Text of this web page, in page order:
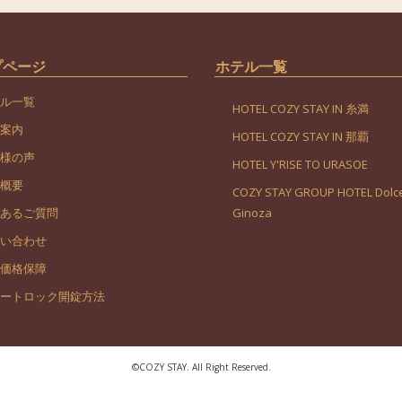
ージ
一覧
内
の声
要
るご質問
合わせ
格保障
トロック開錠方法
ホテル一覧
HOTEL COZY STAY IN 糸満
HOTEL COZY STAY IN 那覇
HOTEL Y'RISE TO URASOE
COZY STAY GROUP HOTEL
Ginoza
©︎COZY STAY. All Right Reserved.